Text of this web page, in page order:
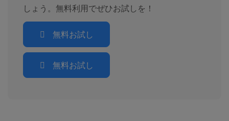
しょう。無料利用でぜひお試しを！
無料お試し
無料お試し